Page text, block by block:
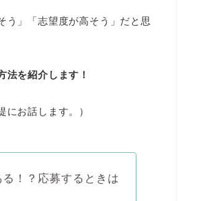
う」「志望度が高そう」だと思
法を紹介します！
にお話します。）
！？応募するときは